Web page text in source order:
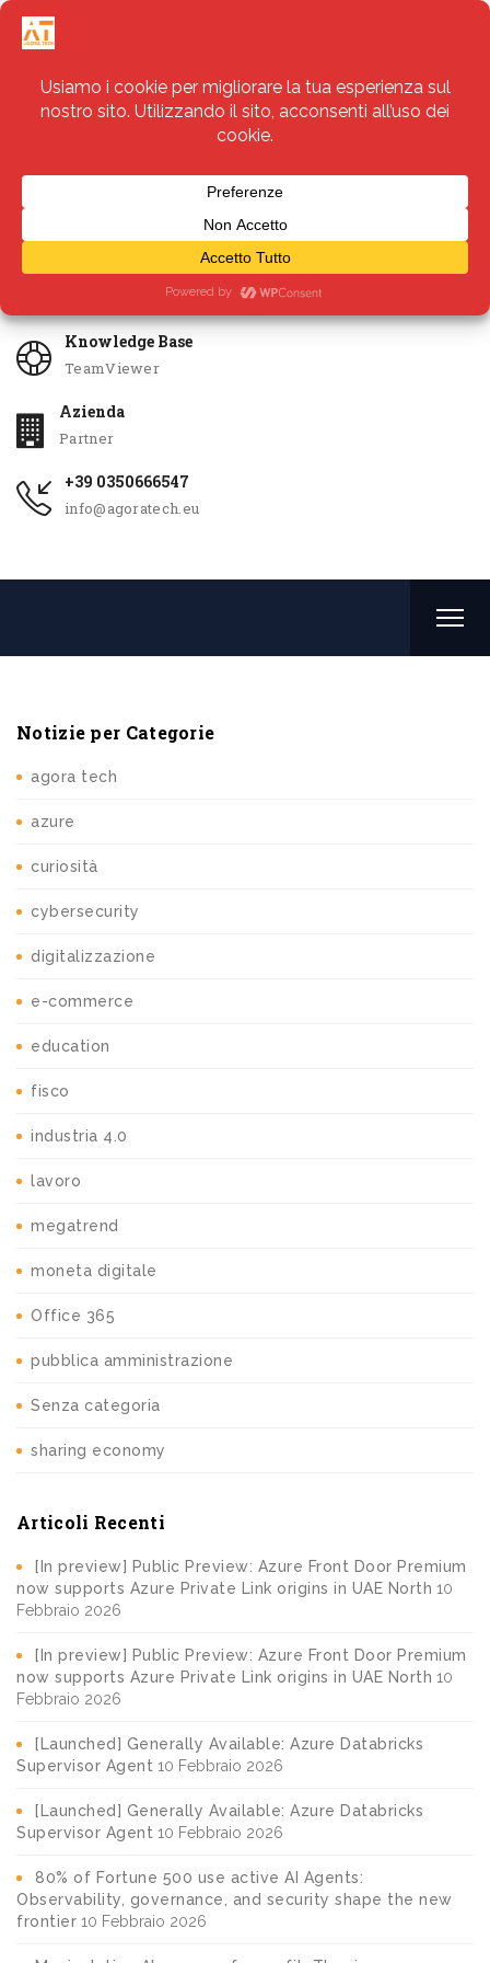
Servizi
Knowledge Base
TeamViewer
Azienda
Partner
+39 0350666547
info@agoratech.eu
Notizie per Categorie
agora tech
azure
curiosità
cybersecurity
digitalizzazione
e-commerce
education
fisco
industria 4.0
lavoro
megatrend
moneta digitale
Office 365
pubblica amministrazione
Senza categoria
sharing economy
Articoli Recenti
[In preview] Public Preview: Azure Front Door Premium
now supports Azure Private Link origins in UAE North 10
Febbraio 2026
[In preview] Public Preview: Azure Front Door Premium
now supports Azure Private Link origins in UAE North 10
Febbraio 2026
[Launched] Generally Available: Azure Databricks
Supervisor Agent 10 Febbraio 2026
[Launched] Generally Available: Azure Databricks
Supervisor Agent 10 Febbraio 2026
80% of Fortune 500 use active AI Agents:
Observability, governance, and security shape the new
frontier 10 Febbraio 2026